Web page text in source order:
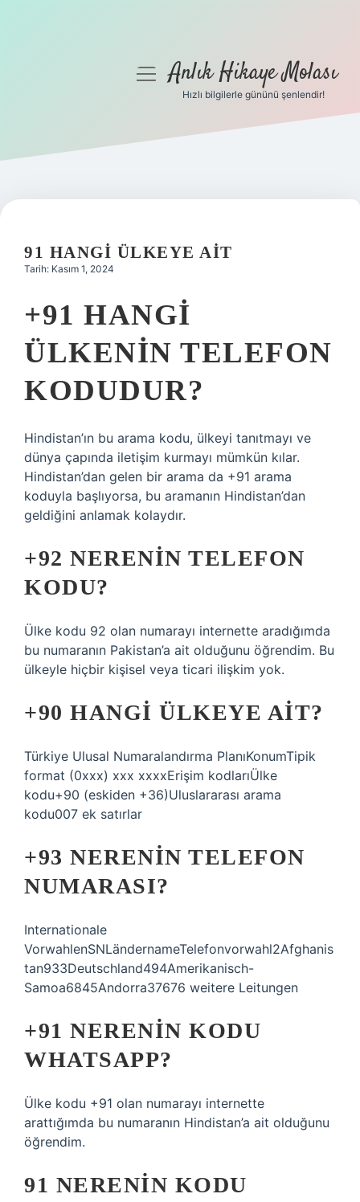
Gizlilik Politikası
Yasal Uyarı
menüyüAnlık Hikaye Molası
Hızlı bilgilerle gününü şenlendir!
91 HANGI ÜLKEYE AIT
Tarih: Kasım 1, 2024
+91 HANGI
ÜLKENIN TELEFON
KODUDUR?
Hindistan’ın bu arama kodu, ülkeyi tanıtmayı ve
dünya çapında iletişim kurmayı mümkün kılar.
Hindistan’dan gelen bir arama da +91 arama
koduyla başlıyorsa, bu aramanın Hindistan’dan
geldiğini anlamak kolaydır.
+92 NERENIN TELEFON
KODU?
Ülke kodu 92 olan numarayı internette aradığımda
bu numaranın Pakistan’a ait olduğunu öğrendim. Bu
ülkeyle hiçbir kişisel veya ticari ilişkim yok.
+90 HANGI ÜLKEYE AIT?
Türkiye Ulusal Numaralandırma PlanıKonumTipik
format (0xxx) xxx xxxxErişim kodlarıÜlke
kodu+90 (eskiden +36)Uluslararası arama
kodu007 ek satırlar
+93 NERENIN TELEFON
NUMARASI?
Internationale
VorwahlenSNLändernameTelefonvorwahl2Afghanis
tan933Deutschland494Amerikanisch-
Samoa6845Andorra37676 weitere Leitungen
+91 NERENIN KODU
WHATSAPP?
Ülke kodu +91 olan numarayı internette
arattığımda bu numaranın Hindistan’a ait olduğunu
öğrendim.
91 NERENIN KODU